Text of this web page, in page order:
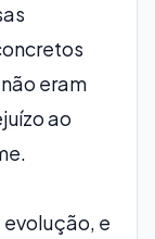
eram
ao
e